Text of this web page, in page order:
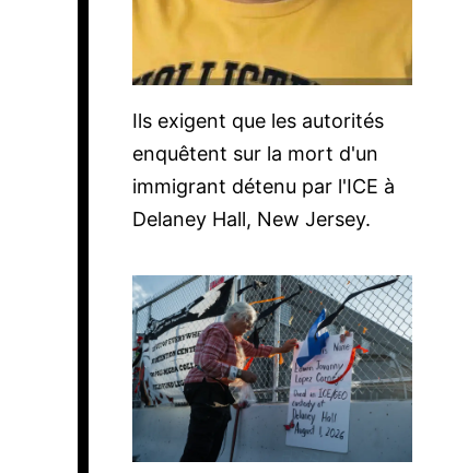
Ils exigent que les autorités
enquêtent sur la mort d'un
immigrant détenu par l'ICE à
Delaney Hall, New Jersey.